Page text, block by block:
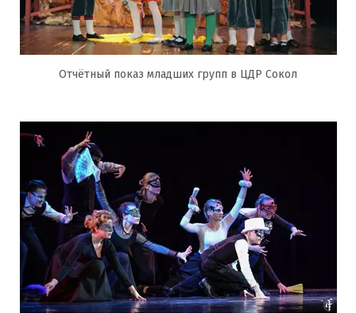
Отчётный показ младших групп в ЦДР Сокол